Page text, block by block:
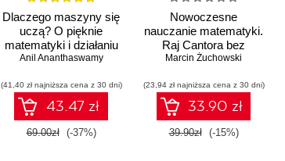
Dlaczego maszyny się
uczą? O pięknie
matematyki i działaniu
współczesnej sztucznej
Anil Ananthaswamy
(41,40 zł najniższa cena z 30 dni)
43.47 zł
69.00zł (-37%)
Nowoczesne
nauczanie matematyki.
Raj Cantora bez
kalkulatora?
Marcin Żuchowski
(23,94 zł najniższa cena z 30 dni)
33.90 zł
39.90zł (-15%)